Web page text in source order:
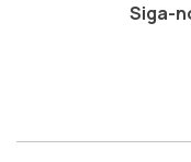
Siga-